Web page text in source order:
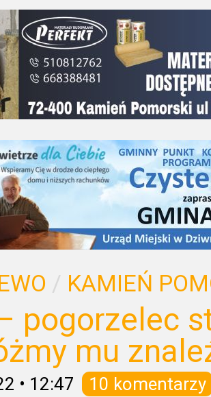
/ KAMIEŃ
pogorzelec
mu
• 12:47 10 komentarzy